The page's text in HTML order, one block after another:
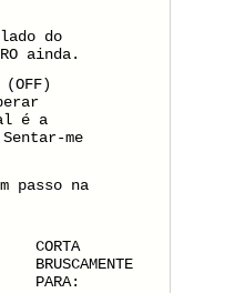
lado do
ainda.
(OFF)
é a
me
passo na
CORTA
BRUSCAMENTE
PARA: